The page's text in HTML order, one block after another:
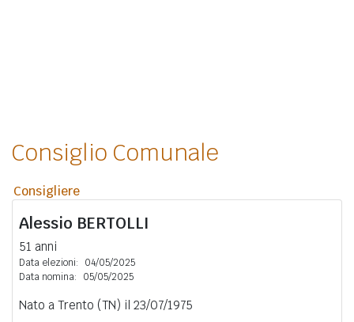
Consiglio Comunale
Consigliere
Alessio BERTOLLI
51 anni
Data elezioni:
04/05/2025
Data nomina:
05/05/2025
Nato a Trento (TN) il 23/07/1975